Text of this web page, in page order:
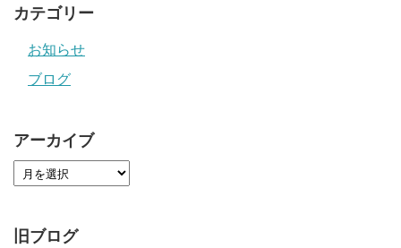
カテゴリー
お知らせ
ブログ
アーカイブ
旧ブログ